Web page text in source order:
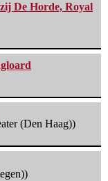
De Horde, Royal
(Den Haag))